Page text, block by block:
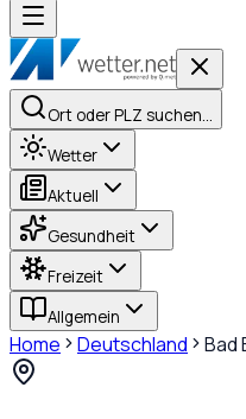
Ort oder PLZ suchen…
Wetter
Aktuell
Gesundheit
Freizeit
Allgemein
Home Deutschland Bad